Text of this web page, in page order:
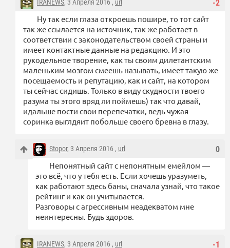
-2
IRANEWS, 3 Апреля 2016 , url
Ну так если глаза откроешь пошире, то тот сайт
так же ссылается на источник, так же работает в
соответствии с законодательством своей страны и
имеет контактные данные на редакцию. И это
рукодельное творение, как ты своим дилетантским
маленьким мозгом смеешь называть, имеет такую же
посещаемость и репутацию, как и сайт, на котором
ты сейчас сидишь. Только в виду скудности твоего
разума ты этого вряд ли поймешь) так что давай,
идальше пости свои перепечатки, ведь чужая
соринка выглдяит побольше своего бревна в глазу.
0
Stopor, 3 Апреля 2016 , url
Непонятный сайт с непонятным емейлом —
это всё, что у тебя есть. Если хочешь уразуметь,
как работают здесь баны, сначала узнай, что такое
рейтинг и как он учитывается.
Разговоры с агрессивным неадекватом мне
неинтересны. Будь здоров.
-1
IRANEWS, 3 Апреля 2016 , url